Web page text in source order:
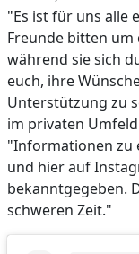
"Es ist für uns alle
Freunde bitten
während sie sich
euch, ihre
Unterstützung zu
im privaten
"Informationen zu
und hier auf
bekanntgegeben.
schweren Zeit."